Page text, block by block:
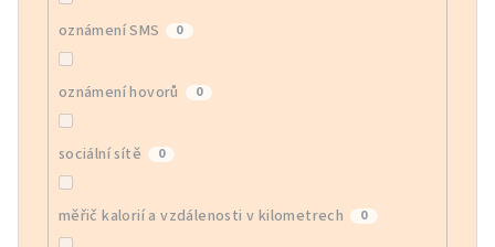
oznámení SMS 0
oznámení hovorů 0
sociální sítě 0
měřič kalorií a vzdálenosti v kilometrech 0